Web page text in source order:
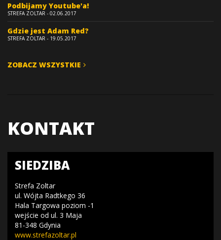
Podbijamy Youtube'a!
STREFA ZOLTAR - 02.06.2017
Gdzie jest Adam Red?
STREFA ZOLTAR - 19.05.2017
ZOBACZ WSZYSTKIE
KONTAKT
SIEDZIBA
Strefa Zoltar
ul. Wójta Radtkego 36
Hala Targowa poziom -1
wejście od ul. 3 Maja
81-348 Gdynia
www.strefazoltar.pl